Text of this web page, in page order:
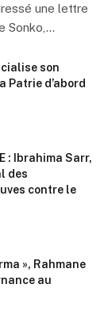
une lettre
Sonko,…
son
Patrie d’abord
: Ibrahima Sarr,
des
contre le
», Rahmane
au